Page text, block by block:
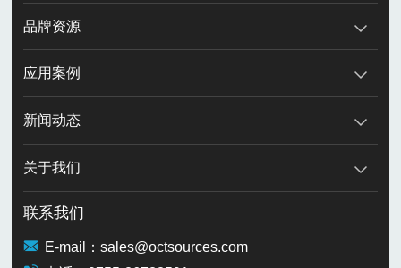
品牌资源
应用案例
新闻动态
关于我们
联系我们
E-mail：sales@octsources.com